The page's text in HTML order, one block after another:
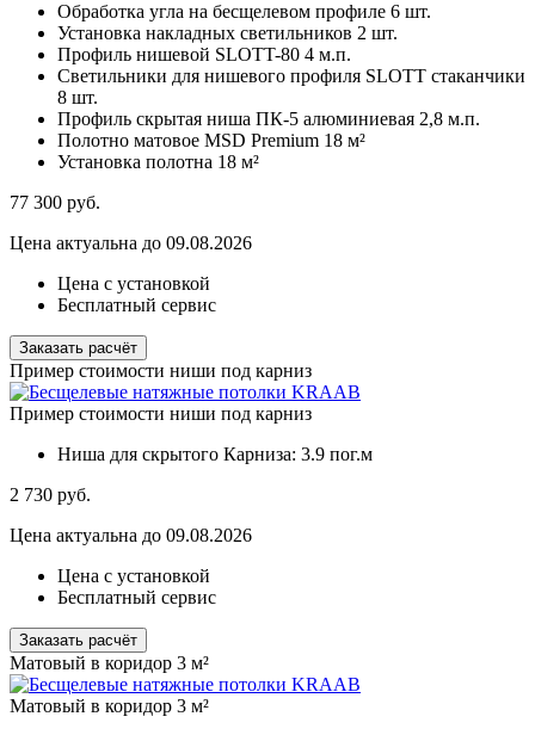
Обработка угла на бесщелевом профиле 6 шт.
Установка накладных светильников 2 шт.
Профиль нишевой SLOTT-80 4 м.п.
Светильники для нишевого профиля SLOTT стаканчики
8 шт.
Профиль скрытая ниша ПК-5 алюминиевая 2,8 м.п.
Полотно матовое MSD Premium 18 м²
Установка полотна 18 м²
77 300 руб.
Цена актуальна до 09.08.2026
Цена с установкой
Бесплатный сервис
Заказать расчёт
Пример стоимости ниши под карниз
Пример стоимости ниши под карниз
Ниша для скрытого Карниза: 3.9 пог.м
2 730 руб.
Цена актуальна до 09.08.2026
Цена с установкой
Бесплатный сервис
Заказать расчёт
Матовый в коридор 3 м²
Матовый в коридор 3 м²